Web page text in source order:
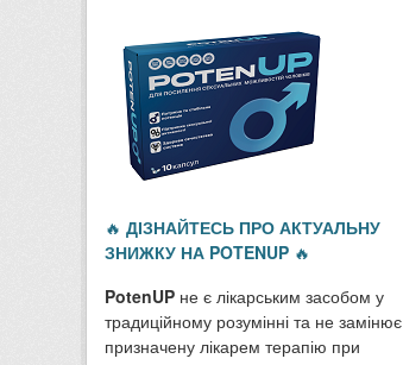
🔥 ДІЗНАЙТЕСЬ ПРО АКТУАЛЬНУ
ЗНИЖКУ НА POTENUP 🔥
PotenUP не є лікарським засобом у
традиційному розумінні та не замінює
призначену лікарем терапію при